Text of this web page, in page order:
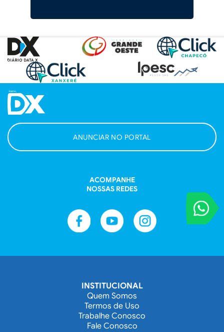
VOCÊ
Entre em
ANUNCIAR NO PORTAL
ACOMPANHE
NOSSAS REDES
INSTITUCIONAL
Quem Somos
Termos de Uso
Trabalhe Conosco
Fale Conosco